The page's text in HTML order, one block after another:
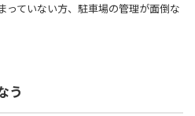
っていない方、駐車場の管理が面倒な
う